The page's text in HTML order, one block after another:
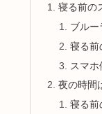
寝る前の
ブルー
寝る前
スマホ
夜の時間
寝る前